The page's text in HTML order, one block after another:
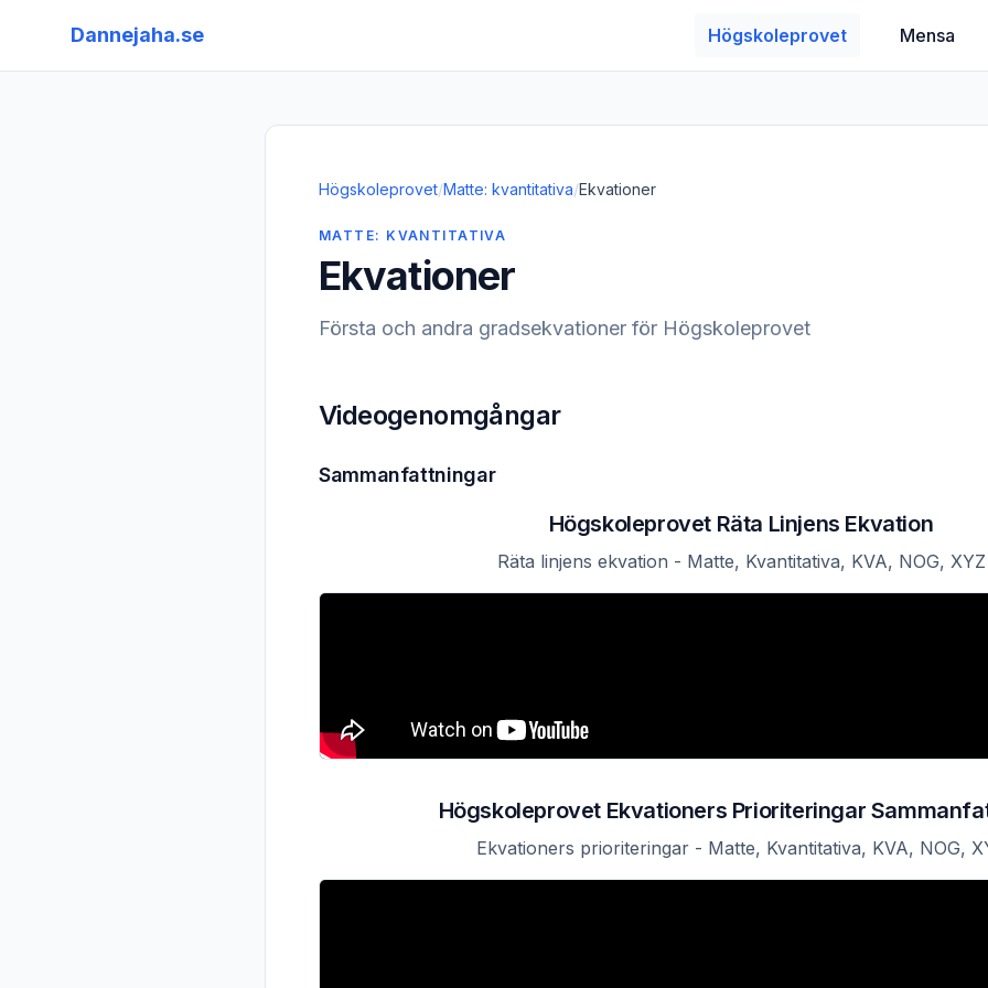
Dannejaha.se Högskoleprovet Mensa
Högskoleprovet/Matte: kvantitativa/Ekvationer
MATTE: KVANTITATIVA
Ekvationer
Första och andra gradsekvationer för Högskoleprovet
Videogenomgångar
Sammanfattningar
Högskoleprovet Räta Linjens Ekvation
Räta linjens ekvation - Matte, Kvantitativa, KVA, NOG, XYZ
Högskoleprovet Ekvationers Prioriteringar
Ekvationers prioriteringar - Matte, Kvantitativa, KVA, NOG,